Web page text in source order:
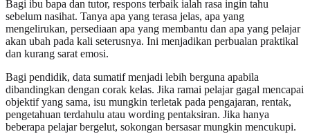
Bagi ibu bapa dan tutor, respons terbaik ialah rasa ingin tahu
sebelum nasihat. Tanya apa yang terasa jelas, apa yang
mengelirukan, persediaan apa yang membantu dan apa yang pelajar
akan ubah pada kali seterusnya. Ini menjadikan perbualan praktikal
dan kurang sarat emosi.
Bagi pendidik, data sumatif menjadi lebih berguna apabila
dibandingkan dengan corak kelas. Jika ramai pelajar gagal mencapai
objektif yang sama, isu mungkin terletak pada pengajaran, rentak,
pengetahuan terdahulu atau wording pentaksiran. Jika hanya
beberapa pelajar bergelut, sokongan bersasar mungkin mencukupi.